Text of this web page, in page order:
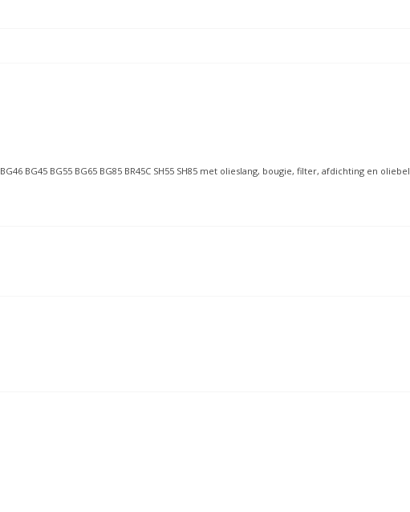
BG45 BG55 BG65 BG85 BR45C SH55 SH85 met olieslang, bougie, filter, afdichting en oliebel